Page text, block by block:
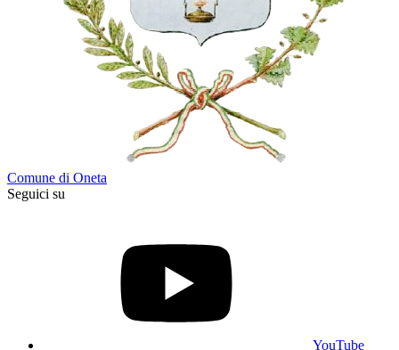
Comune di Oneta
Seguici su
YouTube